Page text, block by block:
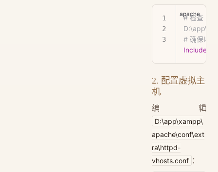
# 检查
# 确保以
Include
2. 配置虚拟主
机
编辑
D:\app\xampp\
apache\conf\ext
ra\httpd-
vhosts.conf ：